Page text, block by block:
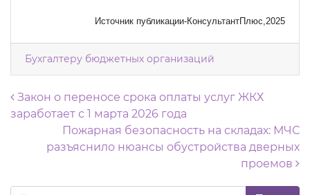
Источник публикации-КонсультантПлюс,2025
Бухгалтеру бюджетных организаций
Навигация по записям
Закон о переносе срока оплаты услуг ЖКХ
заработает с 1 марта 2026 года
Пожарная безопасность на складах: МЧС
разъяснило нюансы обустройства дверных
проемов